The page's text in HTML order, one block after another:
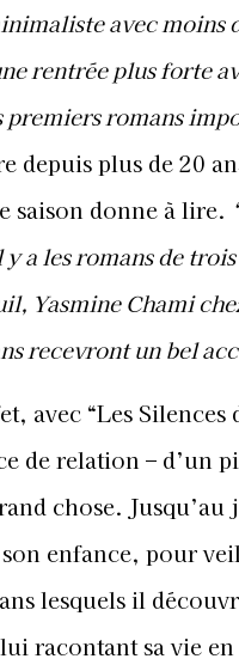
avec moins
rentrée plus forte
premiers romans
depuis plus de 20
saison donne à lire.
a les romans de
Yasmine Chami
recevront un bel
avec “Les Silences
de relation – d’un
chose.
enfance, pour
lesquels il
racontant sa vie